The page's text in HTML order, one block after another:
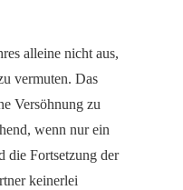
alleine nicht aus,
vermuten. Das
Versöhnung zu
wenn nur ein
die Fortsetzung der
keinerlei